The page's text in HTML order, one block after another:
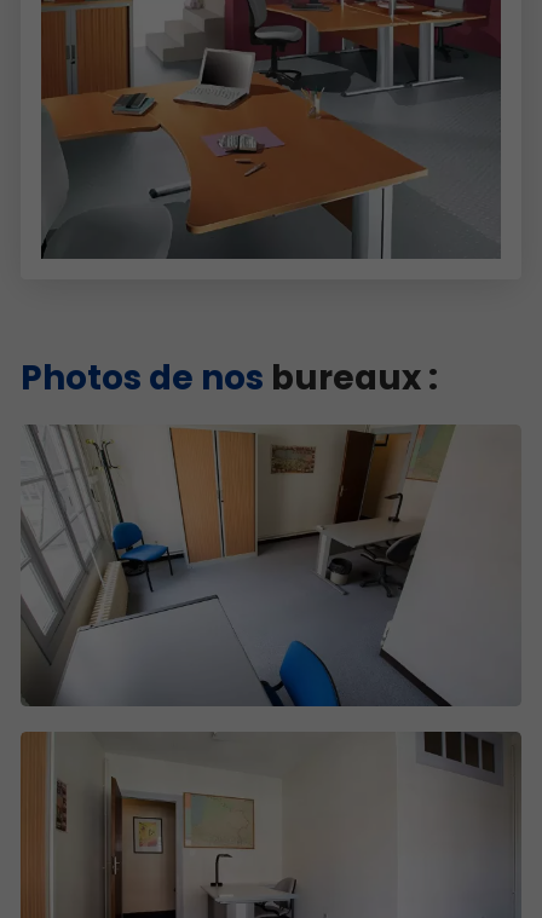
Photos de nos bureaux :